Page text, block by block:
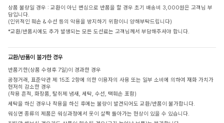
상품 불량일 경우 : 교환이 아닌 변심으로 반품을 할 경우 초기 배송비 3,000원은 고객님 부
담입니다.
(인위적인 훼손 & 수선 등의 악용을 방지하기 위함이니 양해부탁드립니다)
*교환/반품시에도 추가 발생되는 모든 도선료는 고객님께서 부담해주셔야 합니다.
교환/반품이 불가한 경우
반품기한(상품 수령후 7일)이 경과한 경우
공정거래, 표준약관 제 15조 2항에 의한 이용자의 사용 또는 일부 소비에 의하여 재화 가치가
현저히 감소한 경우
(착용 흔적, 화장품, 탈취제 냄새, 세탁, 수선, 택훼손 포함)
세탁을 하신 경우나 착용을 하신 후에는 불량이 발견되어도 교환/반품이 불가합니다.
워싱면 종류의 제품은 워싱과정에서 옷이 살짝 돌아가는 현상이 있을 수 있습니다.